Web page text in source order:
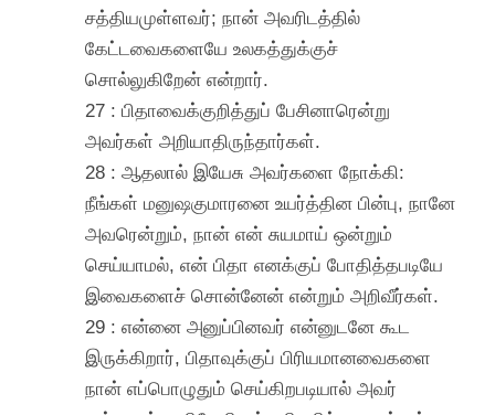
சத்தியமுள்ளவர்; நான் அவரிடத்தில்
கேட்டவைகளையே உலகத்துக்குச்
சொல்லுகிறேன் என்றார்.
27 : பிதாவைக்குறித்துப் பேசினாரென்று
அவர்கள் அறியாதிருந்தார்கள்.
28 : ஆதலால் இயேசு அவர்களை நோக்கி:
நீங்கள் மனுஷகுமாரனை உயர்த்தின பின்பு, நானே
அவரென்றும், நான் என் சுயமாய் ஒன்றும்
செய்யாமல், என் பிதா எனக்குப் போதித்தபடியே
இவைகளைச் சொன்னேன் என்றும் அறிவீர்கள்.
29 : என்னை அனுப்பினவர் என்னுடனே கூட
இருக்கிறார், பிதாவுக்குப் பிரியமானவைகளை
நான் எப்பொழுதும் செய்கிறபடியால் அவர்